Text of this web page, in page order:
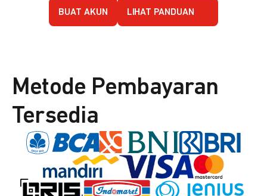
BUAT AKUN LIHAT PANDUAN
Metode Pembayaran
Tersedia